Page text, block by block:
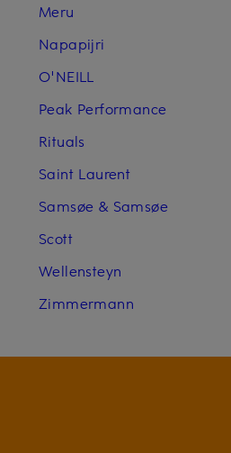
Meru
Napapijri
O'NEILL
Peak Performance
Rituals
Saint Laurent
Samsøe & Samsøe
Scott
Wellensteyn
Zimmermann